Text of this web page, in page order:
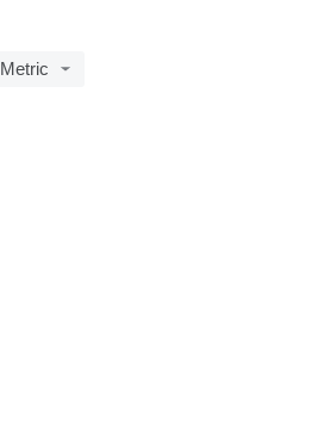
Metric